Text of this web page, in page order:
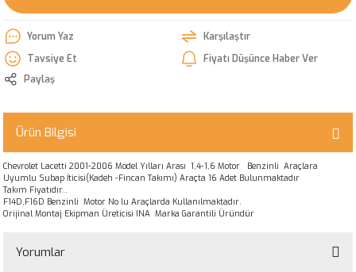
Yorum Yaz
Karşılaştır
Tavsiye Et
Fiyatı Düşünce Haber Ver
Paylaş
Ürün Bilgisi
Chevrolet Lacetti 2001-2006 Model Yılları Arası 1,4-1,6 Motor Benzinli Araçlara
Uyumlu Subap İticisi(Kadeh -Fincan Takımı) Araçta 16 Adet Bulunmaktadır
Takım Fiyatıdır..
F14D,F16D Benzinli Motor No lu Araçlarda Kullanılmaktadır.
Orijinal Montaj Ekipman Üreticisi INA Marka Garantili Üründür
Yorumlar